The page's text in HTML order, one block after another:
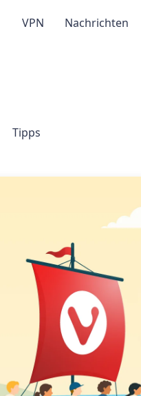
VPN Nachrichten
Tipps